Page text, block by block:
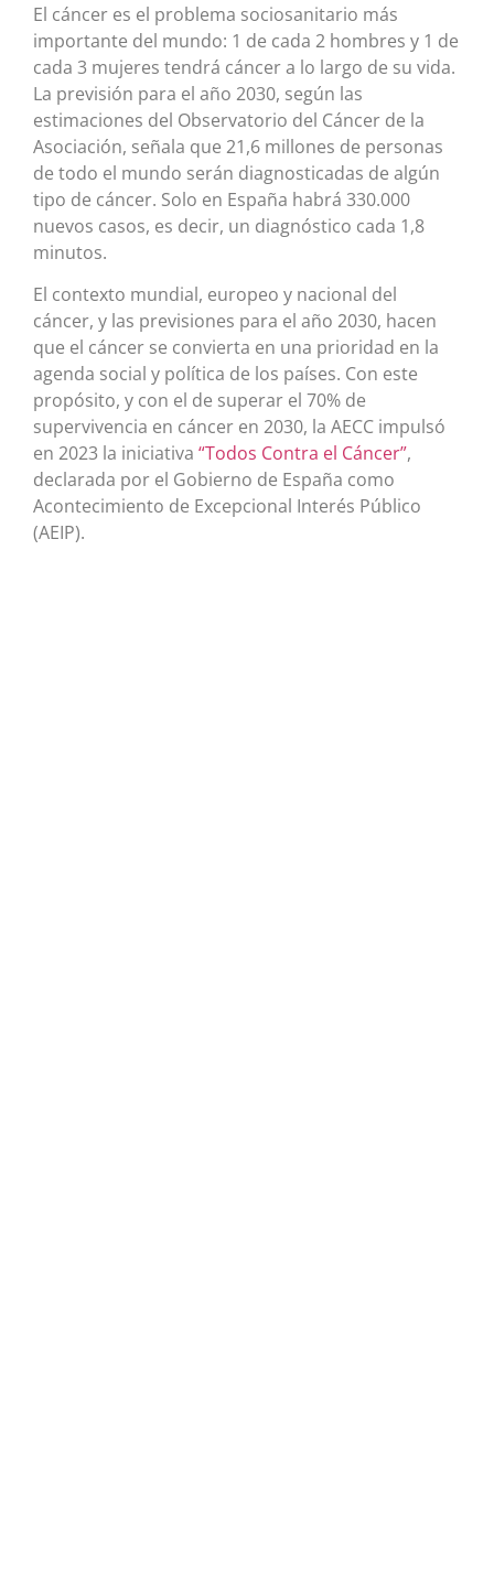
El cáncer es el problema sociosanitario más
importante del mundo: 1 de cada 2 hombres y 1 de
cada 3 mujeres tendrá cáncer a lo largo de su vida.
La previsión para el año 2030, según las
estimaciones del Observatorio del Cáncer de la
Asociación, señala que 21,6 millones de personas
de todo el mundo serán diagnosticadas de algún
tipo de cáncer. Solo en España habrá 330.000
nuevos casos, es decir, un diagnóstico cada 1,8
minutos.
El contexto mundial, europeo y nacional del
cáncer, y las previsiones para el año 2030, hacen
que el cáncer se convierta en una prioridad en la
agenda social y política de los países. Con este
propósito, y con el de superar el 70% de
supervivencia en cáncer en 2030, la AECC impulsó
en 2023 la iniciativa “Todos Contra el Cáncer”,
declarada por el Gobierno de España como
Acontecimiento de Excepcional Interés Público
(AEIP).